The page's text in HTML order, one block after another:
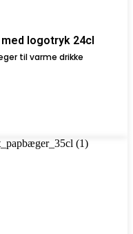
logotryk 24cl
til varme drikke